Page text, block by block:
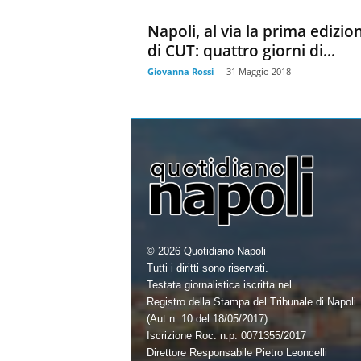
Napoli, al via la prima
di CUT: quattro giorni di...
Giovanna Rossi - 31 Maggio 2018
© 2026 Quotidiano Napoli
Tutti i diritti sono riservati.
Testata giornalistica iscritta nel
Registro della Stampa del Tribunale di Napoli
(Aut.n. 10 del 18/05/2017)
Iscrizione Roc: n.p. 0071355/2017
Direttore Responsabile Pietro Leoncelli